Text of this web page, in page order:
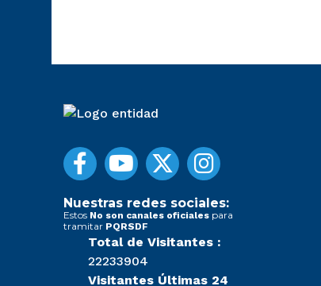
Nuestras redes sociales:
Estos No son canales oficiales para
tramitar PQRSDF
Total de Visitantes :
22233904
Visitantes Últimas 24